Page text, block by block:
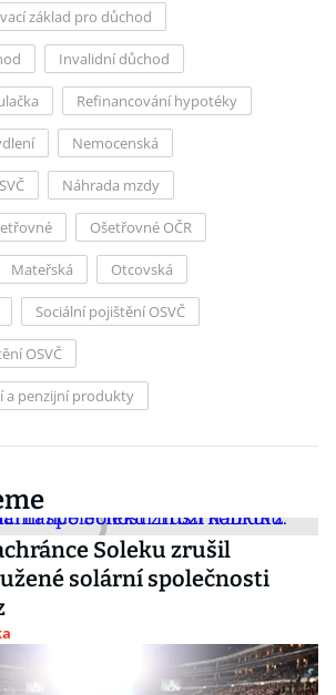
základ pro důchod
Invalidní důchod
Refinancování hypotéky
Nemocenská
Náhrada mzdy
Ošetřovné OČR
Mateřská Otcovská
Sociální pojištění OSVČ
OSVČ
a penzijní produkty
Soleku zrušil
solární společnosti